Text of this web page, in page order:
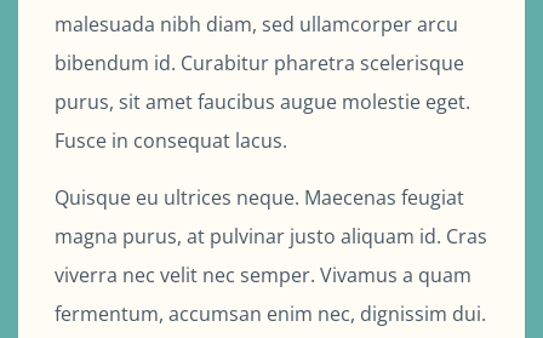
malesuada nibh diam, sed ullamcorper arcu
bibendum id. Curabitur pharetra scelerisque
purus, sit amet faucibus augue molestie eget.
Fusce in consequat lacus.
Quisque eu ultrices neque. Maecenas feugiat
magna purus, at pulvinar justo aliquam id. Cras
viverra nec velit nec semper. Vivamus a quam
fermentum, accumsan enim nec, dignissim dui.